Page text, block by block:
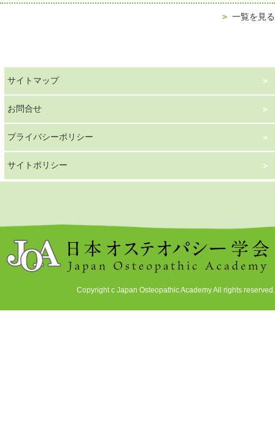
＞ 一覧を見る
サイトマップ
お問合せ
プライバシーポリシー
サイトポリシー
Copyright c Japan Osteopathic Academy All rights reserved.